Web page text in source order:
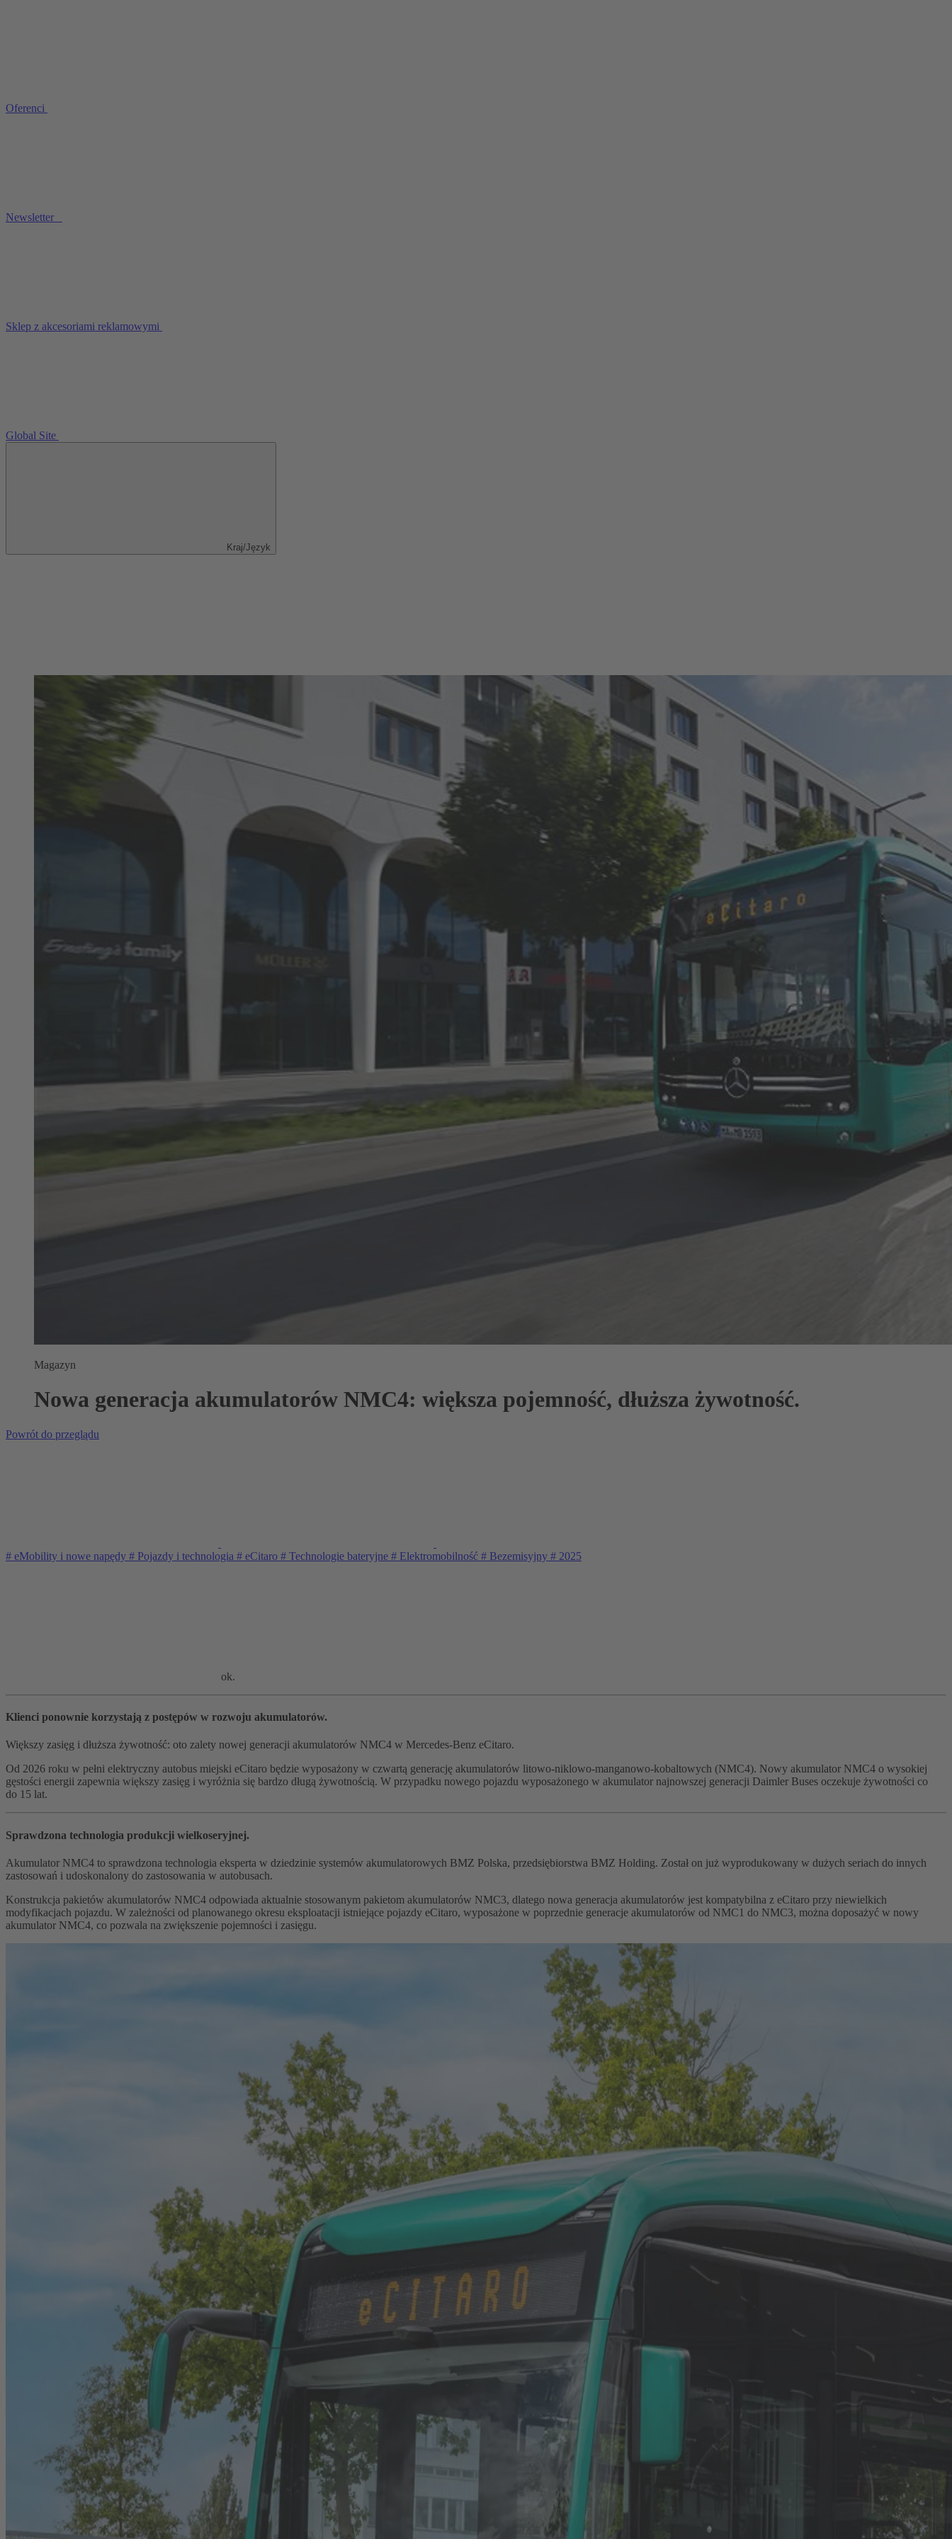
Oferenci
Newsletter
Sklep z akcesoriami reklamowymi
Global Site
Kraj/Język
Magazyn
Nowa generacja akumulatorów NMC4: większa pojemność, dłuższa żywotność.
Powrót do przeglądu
# eMobility i nowe napędy # Pojazdy i technologia # eCitaro # Technologie bateryjne # Elektromobilność # Bezemisyjny # 2025
ok.
Klienci ponownie korzystają z postępów w rozwoju akumulatorów.
Większy zasięg i dłuższa żywotność: oto zalety nowej generacji akumulatorów NMC4 w Mercedes‑Benz eCitaro.
Od 2026 roku w pełni elektryczny autobus miejski eCitaro będzie wyposażony w czwartą generację akumulatorów litowo‑niklowo‑manganowo‑kobaltowych (NMC4). Nowy akumulator NMC4 o wysokiej
gęstości energii zapewnia większy zasięg i wyróżnia się bardzo długą żywotnością. W przypadku nowego pojazdu wyposażonego w akumulator najnowszej generacji Daimler Buses oczekuje żywotności co
do 15 lat.
Sprawdzona technologia produkcji wielkoseryjnej.
Akumulator NMC4 to sprawdzona technologia eksperta w dziedzinie systemów akumulatorowych BMZ Polska, przedsiębiorstwa BMZ Holding. Został on już wyprodukowany w dużych seriach do innych
zastosowań i udoskonalony do zastosowania w autobusach.
Konstrukcja pakietów akumulatorów NMC4 odpowiada aktualnie stosowanym pakietom akumulatorów NMC3, dlatego nowa generacja akumulatorów jest kompatybilna z eCitaro przy niewielkich
modyfikacjach pojazdu. W zależności od planowanego okresu eksploatacji istniejące pojazdy eCitaro, wyposażone w poprzednie generacje akumulatorów od NMC1 do NMC3, można doposażyć w nowy
akumulator NMC4, co pozwala na zwiększenie pojemności i zasięgu.